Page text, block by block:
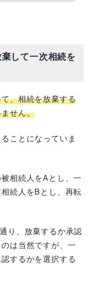
して一次相続を
、相続を放棄する
せん。
ことになっていま
相続人をAとし、一
続人をBとし、再転
り、放棄するか承認
は当然ですが、一
するかを選択する